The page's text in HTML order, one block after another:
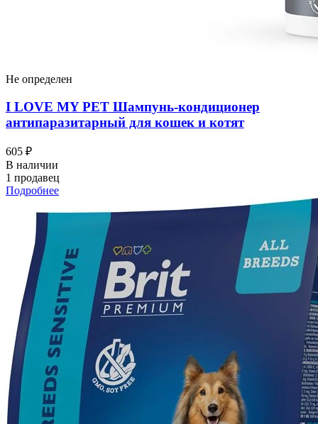
Не определен
I LOVЕ MY PET Шампунь-кондиционер
антипаразитарный для кошек и котят
605 ₽
В наличии
1 продавец
Подробнее